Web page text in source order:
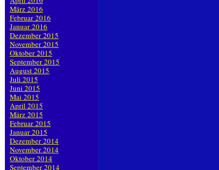
März 2016
Februar 2016
Januar 2016
Dezember 2015
November 2015
Oktober 2015
September 2015
August 2015
Juli 2015
Juni 2015
Mai 2015
April 2015
März 2015
Februar 2015
Januar 2015
Dezember 2014
November 2014
Oktober 2014
September 2014